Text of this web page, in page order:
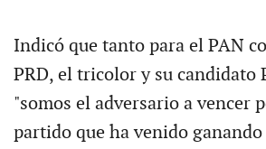
Indicó que tanto para el PAN
PRD, el tricolor y su candidato
"somos el adversario a vencer
partido que ha venido